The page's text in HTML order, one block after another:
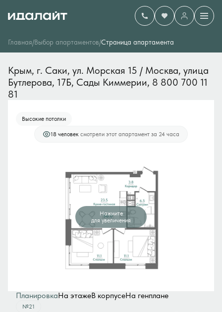
Главная/Выбор апартаментов/Cтраница апартамента
Ипотекаот 333 330 руб./мес.
Крым, г. Саки, ул. Морская 15 / Москва, улица
Бутлерова, 17Б, Сады Киммерии, 8 800 700 11
81
Высокие потолки
18 человек смотрели этот апартамент за 24 часа
Нажмите
для увеличения
ПланировкаНа этажеВ корпусеНа генплане
№21